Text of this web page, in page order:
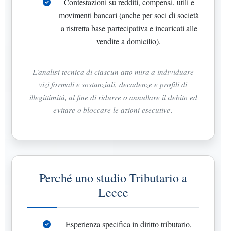
movimenti bancari (anche per soci di società
a ristretta base partecipativa e incaricati alle
vendite a domicilio).
L'analisi tecnica di ciascun atto mira a individuare
vizi formali e sostanziali, decadenze e profili di
illegittimità, al fine di ridurre o annullare il debito ed
evitare o bloccare le azioni esecutive.
Perché uno studio Tributario a
Lecce
Esperienza specifica in diritto tributario,